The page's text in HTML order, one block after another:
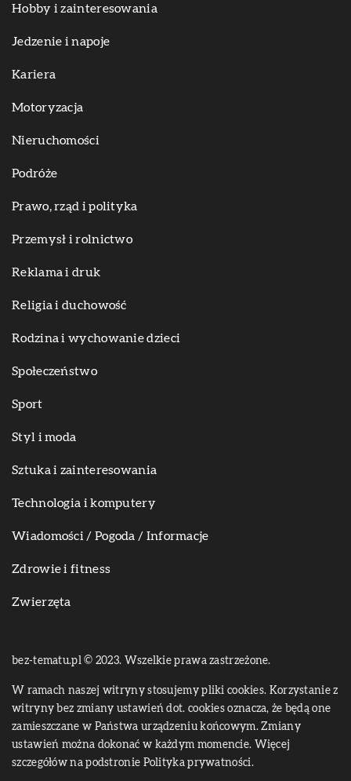
Hobby i zainteresowania
Jedzenie i napoje
Kariera
Motoryzacja
Nieruchomości
Podróże
Prawo, rząd i polityka
Przemysł i rolnictwo
Reklama i druk
Religia i duchowość
Rodzina i wychowanie dzieci
Społeczeństwo
Sport
Styl i moda
Sztuka i zainteresowania
Technologia i komputery
Wiadomości / Pogoda / Informacje
Zdrowie i fitness
Zwierzęta
bez-tematu.pl © 2023. Wszelkie prawa zastrzeżone.
W ramach naszej witryny stosujemy pliki cookies. Korzystanie z
witryny bez zmiany ustawień dot. cookies oznacza, że będą one
zamieszczane w Państwa urządzeniu końcowym. Zmiany
ustawień można dokonać w każdym momencie. Więcej
szczegółów na podstronie Polityka prywatności.